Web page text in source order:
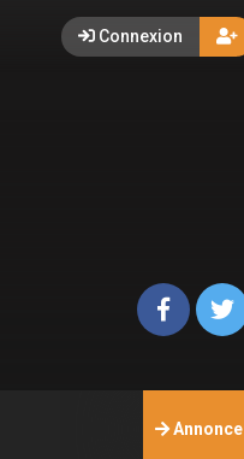
Connexion
Annonce